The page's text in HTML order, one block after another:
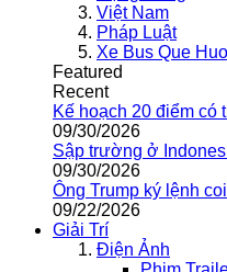
Việt Nam
Pháp Luật
Xe Bus Que
Featured
Recent
Kế hoạch 20 điểm có
09/30/2026
Sập trường ở
09/30/2026
Ông Trump ký lệnh
09/22/2026
Giải Trí
Điện Ảnh